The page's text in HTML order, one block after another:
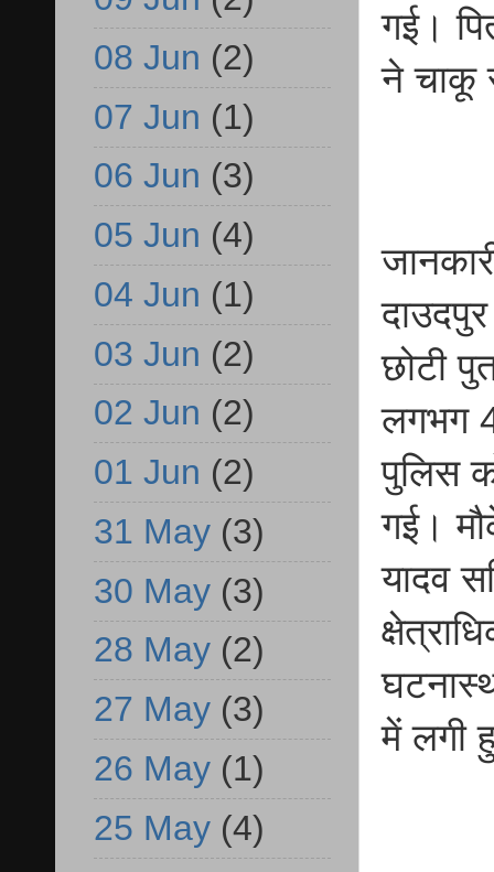
गई।
ने चाकू
छोटी
लगभग
पुलिस
गई।
यादव
में लगी
08 Jun (2)
07 Jun (1)
06 Jun (3)
05 Jun (4)
04 Jun (1)
03 Jun (2)
02 Jun (2)
01 Jun (2)
31 May (3)
30 May (3)
28 May (2)
27 May (3)
26 May (1)
25 May (4)